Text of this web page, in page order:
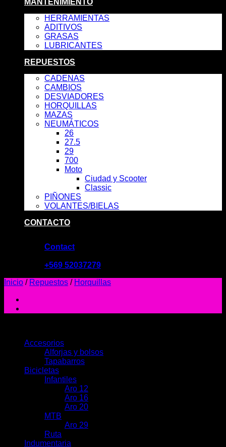
MANTENIMIENTO
HERRAMIENTAS
ADITIVOS
GRASAS
LUBRICANTES
REPUESTOS
CADENAS
CAMBIOS
DESVIADORES
HORQUILLAS
MAZAS
NEUMÁTICOS
26
27.5
29
700
Moto
Ciudad y Scooter
Classic
PIÑONES
VOLANTES/BIELAS
CONTACTO
Contact
+569 52037279
Inicio / Repuestos / Horquillas
Accesorios
Alforjas y bolsos
Tapabarros
Bicicletas
Infantiles
Aro 12
Aro 16
Aro 20
MTB
Aro 29
Ruta
Indumentaria